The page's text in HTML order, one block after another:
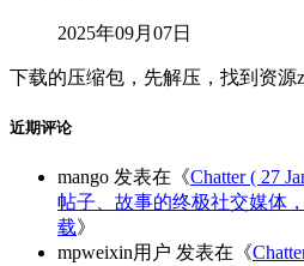
2025年09月07日
下载的压缩包，先解压，找到资源
近期评论
mango 发表在《Chatter ( 27
帖子、故事的终极社交媒体
载》
mpweixin用户 发表在《